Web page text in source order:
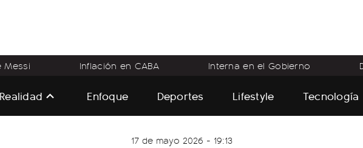
Messi Inflación en CABA Interna en el Gobierno
Enfoque Deportes Lifestyle Tecnología
17 de mayo 2026 - 19:13